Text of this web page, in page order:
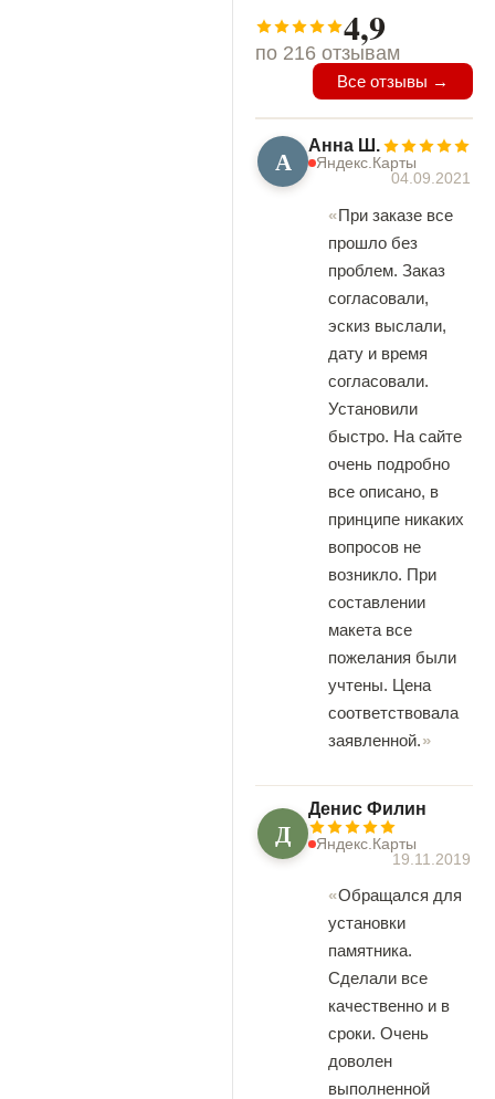
4,9
по 216 отзывам
Все отзывы →
А Анна Ш.
Яндекс.Карты
04.09.2021
При заказе все
прошло без
проблем. Заказ
согласовали,
эскиз выслали,
дату и время
согласовали.
Установили
быстро. На сайте
очень подробно
все описано, в
принципе никаких
вопросов не
возникло. При
составлении
макета все
пожелания были
учтены. Цена
соответствовала
заявленной.
Д
Денис Филин
Яндекс.Карты
19.11.2019
Обращался для
установки
памятника.
Сделали все
качественно и в
сроки. Очень
доволен
выполненной